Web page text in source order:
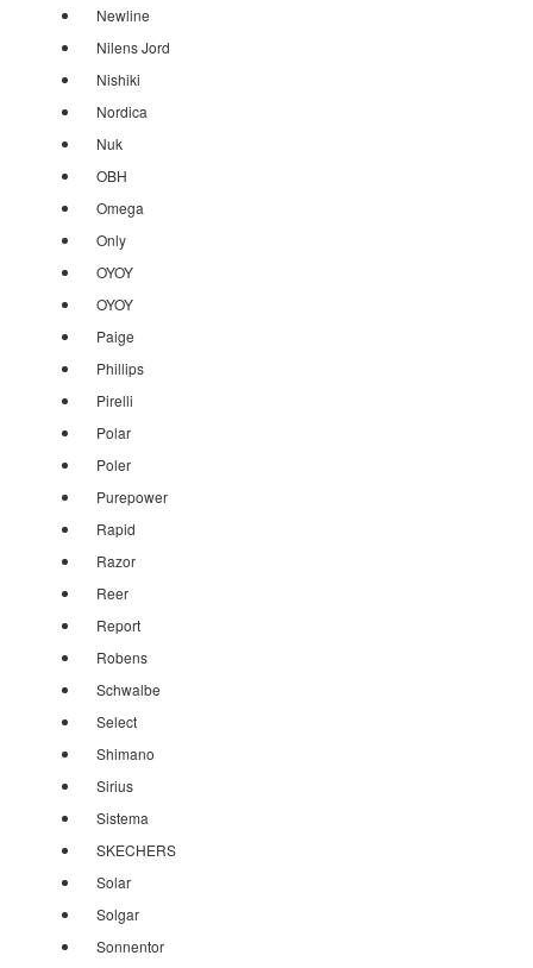
Newline
Nilens Jord
Nishiki
Nordica
Nuk
OBH
Omega
Only
OYOY
OYOY
Paige
Phillips
Pirelli
Polar
Poler
Purepower
Rapid
Razor
Reer
Report
Robens
Schwalbe
Select
Shimano
Sirius
Sistema
SKECHERS
Solar
Solgar
Sonnentor